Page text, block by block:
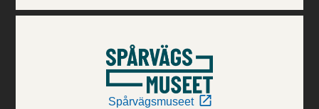
Spårvägsmuseet